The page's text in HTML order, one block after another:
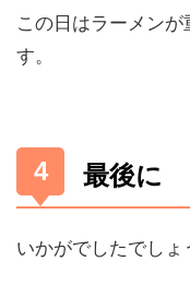
この日はラーメン
す。
最後に
いかがでしたでしょ